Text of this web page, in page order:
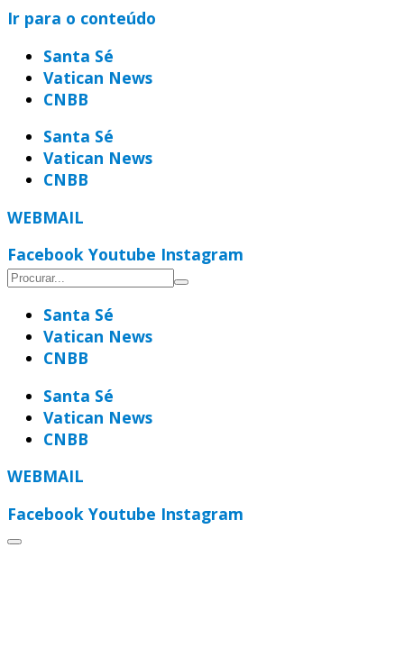
Ir para o conteúdo
Santa Sé
Vatican News
CNBB
Santa Sé
Vatican News
CNBB
WEBMAIL
Facebook Youtube Instagram
Santa Sé
Vatican News
CNBB
Santa Sé
Vatican News
CNBB
WEBMAIL
Facebook Youtube Instagram